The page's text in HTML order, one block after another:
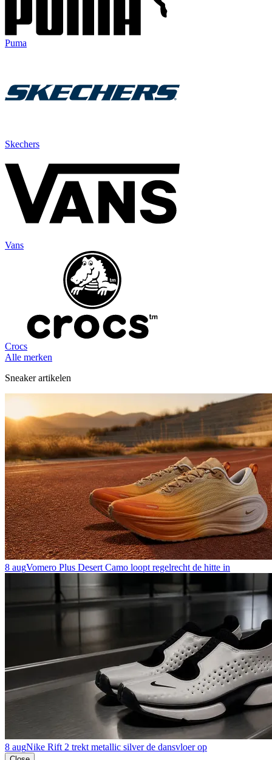
Puma
Skechers
Vans
Crocs
Alle merken
Sneaker artikelen
8 augVomero Plus Desert Camo loopt regelrecht de hitte in
8 augNike Rift 2 trekt metallic silver de dansvloer op